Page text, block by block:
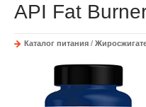
API Fat
Каталог питания /